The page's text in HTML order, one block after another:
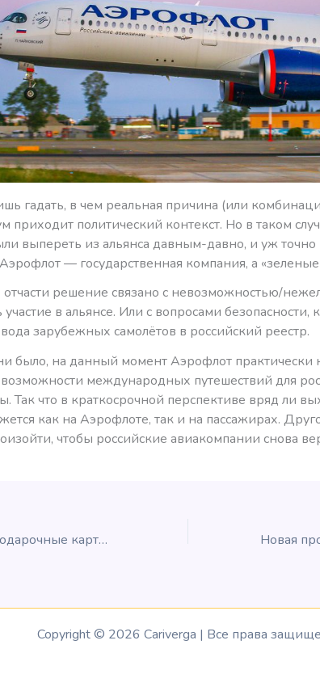
гадать, в чем реальная причина (или
приходит политический контекст. Но в таком
выпереть из альянса давным-давно, и уж точно
— государственная компания, а
решение связано с невозможностью/
участие в альянсе. Или с вопросами
зарубежных самолётов в российский реестр.
было, на данный момент Аэрофлот практически
международных путешествий для
Так что в краткосрочной перспективе вряд ли
как на Аэрофлоте, так и на пассажирах.
чтобы российские авиакомпании снова
Бонус 20% на подарочные карты Fairmont
Copyright © 2026 Cariverga | Все права